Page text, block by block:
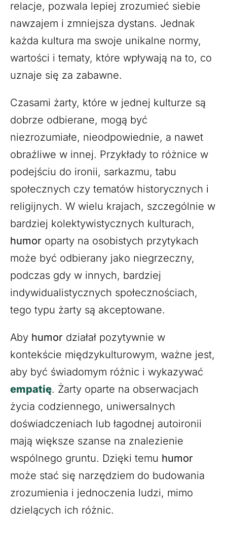
relacje, pozwala lepiej zrozumieć siebie
nawzajem i zmniejsza dystans. Jednak
każda kultura ma swoje unikalne normy,
wartości i tematy, które wpływają na to, co
uznaje się za zabawne.
Czasami żarty, które w jednej kulturze są
dobrze odbierane, mogą być
niezrozumiałe, nieodpowiednie, a nawet
obraźliwe w innej. Przykłady to różnice w
podejściu do ironii, sarkazmu, tabu
społecznych czy tematów historycznych i
religijnych. W wielu krajach, szczególnie w
bardziej kolektywistycznych kulturach,
humor oparty na osobistych przytykach
może być odbierany jako niegrzeczny,
podczas gdy w innych, bardziej
indywidualistycznych społecznościach,
tego typu żarty są akceptowane.
Aby humor działał pozytywnie w
kontekście międzykulturowym, ważne jest,
aby być świadomym różnic i wykazywać
empatię. Żarty oparte na obserwacjach
życia codziennego, uniwersalnych
doświadczeniach lub łagodnej autoironii
mają większe szanse na znalezienie
wspólnego gruntu. Dzięki temu humor
może stać się narzędziem do budowania
zrozumienia i jednoczenia ludzi, mimo
dzielących ich różnic.